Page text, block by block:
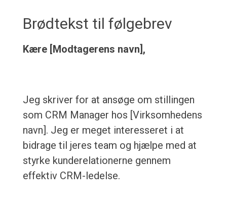
Brødtekst til følgebrev
Kære [Modtagerens navn],
Jeg skriver for at ansøge om stillingen
som CRM Manager hos [Virksomhedens
navn]. Jeg er meget interesseret i at
bidrage til jeres team og hjælpe med at
styrke kunderelationerne gennem
effektiv CRM-ledelse.